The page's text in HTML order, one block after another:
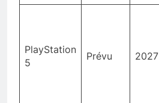
PlayStation
5
Prévu 2027